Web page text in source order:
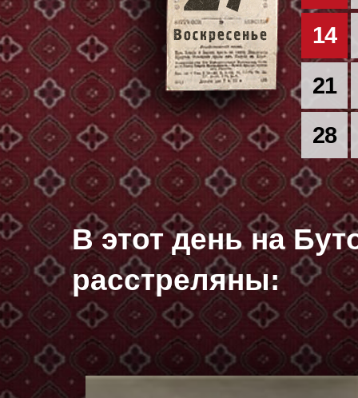
14
21
28
В этот день на
расстреляны: